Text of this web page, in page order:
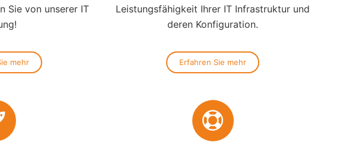
Sie von unserer IT
mehr
Leistungsfähigkeit Ihrer IT Infrastruktur und
deren Konfiguration.
Erfahren Sie mehr